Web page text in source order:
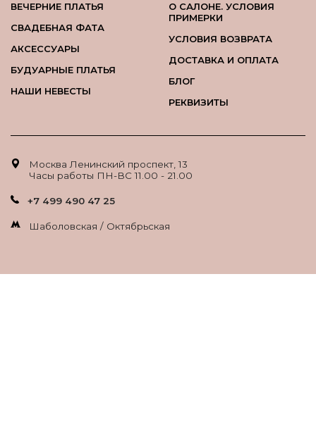
ВЕЧЕРНИЕ ПЛАТЬЯ
СВАДЕБНАЯ ФАТА
АКСЕССУАРЫ
БУДУАРНЫЕ ПЛАТЬЯ
НАШИ НЕВЕСТЫ
О САЛОНЕ. УСЛОВИЯ
ПРИМЕРКИ
УСЛОВИЯ ВОЗВРАТА
ДОСТАВКА И ОПЛАТА
БЛОГ
РЕКВИЗИТЫ
Москва Ленинский проспект, 13
Часы работы ПН-ВС 11.00 - 21.00
+7 499 490 47 25
Шаболовская / Октябрьская